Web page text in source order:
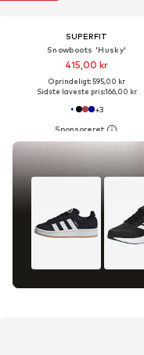
SUPERFIT
Snowboots 'Husky'
415,00 kr
Oprindeligt: 595,00 kr
Sidste laveste pris:166,00 kr
+3